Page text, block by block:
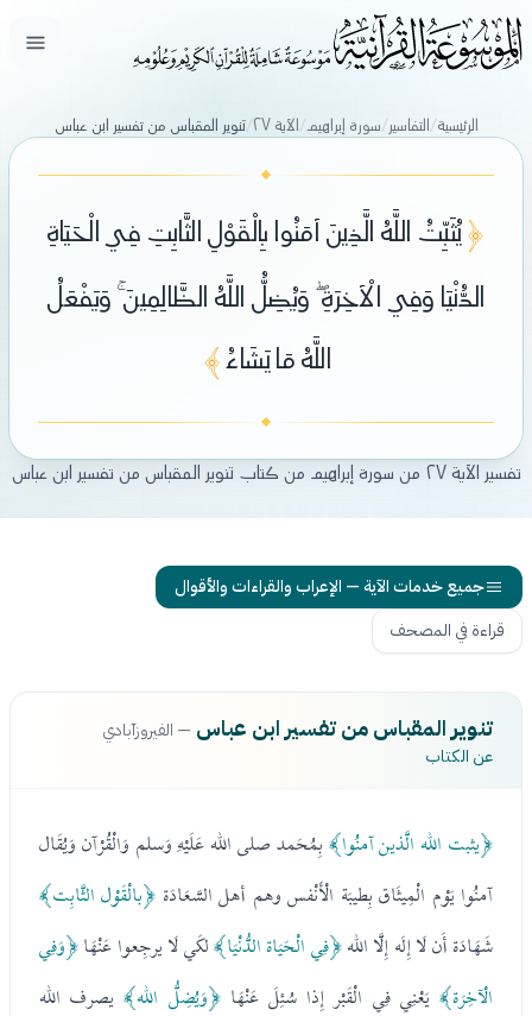
فتح
الرئيسية/التفاسير/سورة إبراهيم/الآية ٢٧ /تنوير المقباس من تفسير ابن عباس
﴿يُثَبِّتُ اللَّهُ الَّذِينَ آمَنُوا بِالْقَوْلِ الثَّابِتِ فِي الْحَيَاةِ
الدُّنْيَا وَفِي الْآخِرَةِ ۖ وَيُضِلُّ اللَّهُ الظَّالِمِينَ ۚ وَيَفْعَلُ
اللَّهُ مَا يَشَاءُ﴾
تفسير الآية ٢٧ من سورة إبراهيم من كتاب تنوير المقباس من تفسير ابن عباس
جميع خدمات الآية — الإعراب والقراءات والأقوال
قراءة في المصحف
تنوير المقباس من تفسير ابن عباس — الفيروزآبادي
عن الكتاب
﴿يثبت الله الَّذين آمنُوا﴾بِمُحَمد صلى الله عَلَيْهِ وَسلم وَالْقُرْآن وَيُقَال
آمنُوا يَوْم الْمِيثَاق بِطيبَة الْأَنْفس وهم أهل السَّعَادَة ﴿بالْقَوْل الثَّابِت﴾
شَهَادَة أَن لَا إِلَه إِلَّا الله﴿فِي الْحَيَاة الدُّنْيَا﴾لكَي لَا يرجِعوا عَنْهَا﴿وَفِي
الْآخِرَة﴾يَعْنِي فِي الْقَبْر إِذا سُئِلَ عَنْهَا﴿وَيُضِلُّ الله﴾يصرف الله